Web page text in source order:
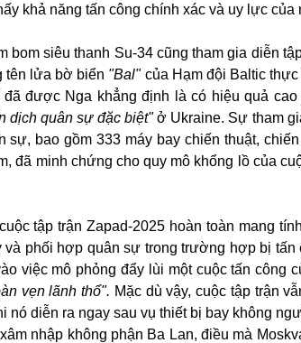
khả năng tấn công chính xác và uy lực của
bom siêu thanh Su-34 cũng tham gia diễn
tên lửa bờ biển "Bal"của Hạm đội Baltic thực
được Nga khẳng định là có hiệu quả cao
dịch quân sự đặc biệt"ở Ukraine. Sự tham
sự, bao gồm 333 máy bay chiến thuật,
đã minh chứng cho quy mô khổng lồ của
tập trận Zapad-2025 hoàn toàn mang
và phối hợp quân sự trong trường hợp bị tấn
việc mô phỏng đẩy lùi một cuộc tấn công
vẹn lãnh thổ". Mặc dù vậy, cuộc tập trận
nó diễn ra ngay sau vụ thiết bị bay không
nhập không phận Ba Lan, điều mà